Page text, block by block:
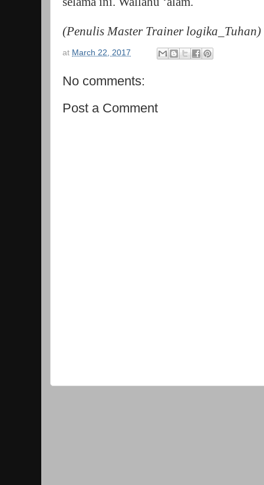
(Penulis Master Trainer logika_Tuhan)
at March 22, 2017
No comments:
Post a Comment